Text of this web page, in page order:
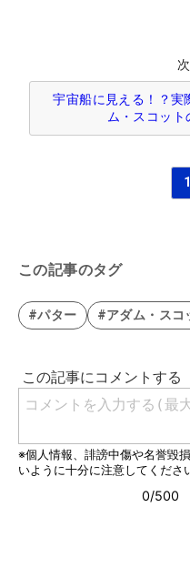
宇宙船に見える！？実
ム・スコット
1
この記事のタグ
#パター #アダム・スコ